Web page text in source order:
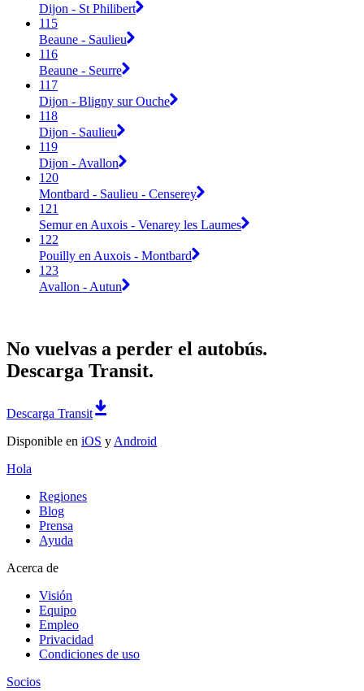
Dijon - St Philibert
115
Beaune - Saulieu
116
Beaune - Seurre
117
Dijon - Bligny sur Ouche
118
Dijon - Saulieu
119
Dijon - Avallon
120
Montbard - Saulieu - Censerey
121
Semur en Auxois - Venarey les Laumes
122
Pouilly en Auxois - Montbard
123
Avallon - Autun
No vuelvas a perder el autobús.
Descarga Transit.
Descarga Transit
Disponible en iOS y Android
Hola
Regiones
Blog
Prensa
Ayuda
Acerca de
Visión
Equipo
Empleo
Privacidad
Condiciones de uso
Socios